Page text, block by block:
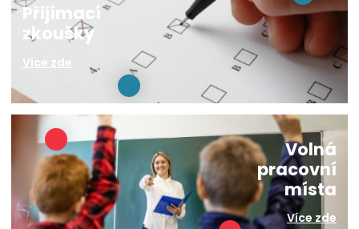
Přijímací
zkoušky
Více zde
Volná
pracovní
místa
Více zde